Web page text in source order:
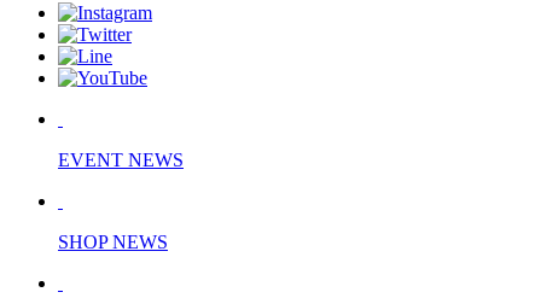
EVENT NEWS
SHOP NEWS